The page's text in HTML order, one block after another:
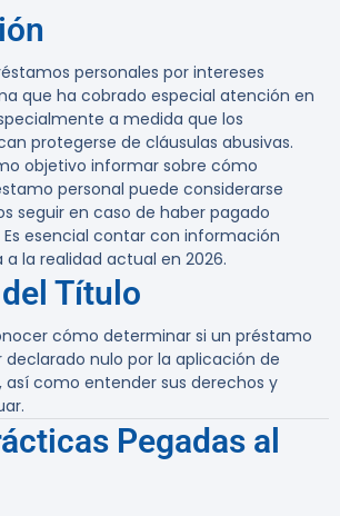
personales por intereses
que ha cobrado especial atención en
a medida que los
protegerse de cláusulas abusivas.
objetivo informar sobre cómo
personal puede considerarse
seguir en caso de haber pagado
Es esencial contar con información
la realidad actual en 2026.
Título
cómo determinar si un préstamo
declarado nulo por la aplicación de
así como entender sus derechos y
Pegadas al